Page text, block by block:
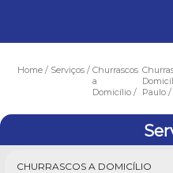
Home Serviços
Churrascos
a
Domicílio
Paulo
CHURRASCOS A DOMICÍLIO